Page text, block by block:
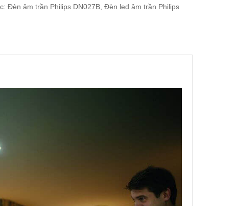
Đèn âm trần Philips DN027B, Đèn led âm trần Philips